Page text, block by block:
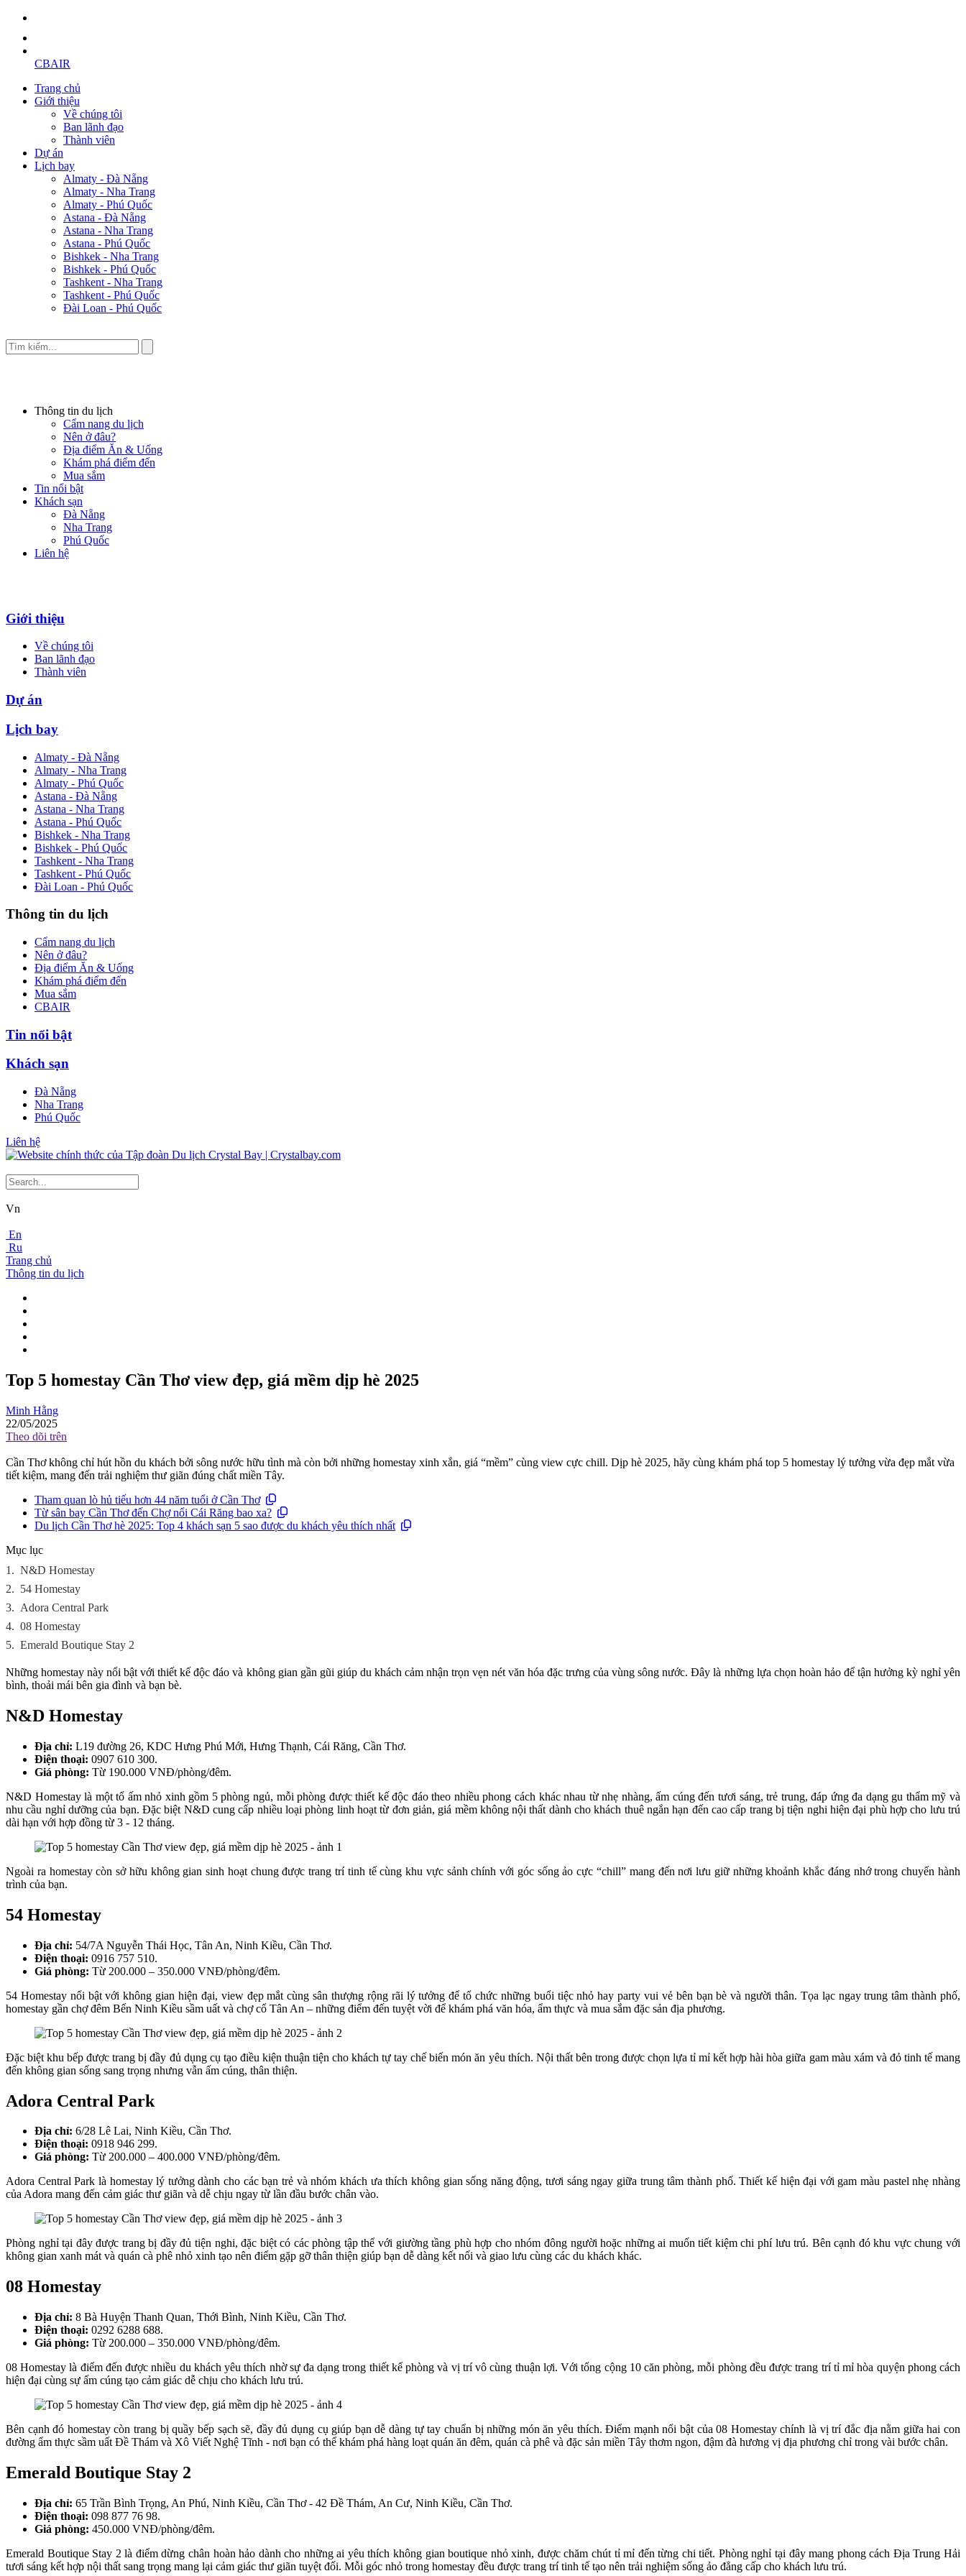
CBAIR
Trang chủ
Giới thiệu
Về chúng tôi
Ban lãnh đạo
Thành viên
Dự án
Lịch bay
Almaty - Đà Nẵng
Almaty - Nha Trang
Almaty - Phú Quốc
Astana - Đà Nẵng
Astana - Nha Trang
Astana - Phú Quốc
Bishkek - Nha Trang
Bishkek - Phú Quốc
Tashkent - Nha Trang
Tashkent - Phú Quốc
Đài Loan - Phú Quốc
Thông tin du lịch
Cẩm nang du lịch
Nên ở đâu?
Địa điểm Ăn & Uống
Khám phá điểm đến
Mua sắm
Tin nổi bật
Khách sạn
Đà Nẵng
Nha Trang
Phú Quốc
Liên hệ
Giới thiệu
Về chúng tôi
Ban lãnh đạo
Thành viên
Dự án
Lịch bay
Almaty - Đà Nẵng
Almaty - Nha Trang
Almaty - Phú Quốc
Astana - Đà Nẵng
Astana - Nha Trang
Astana - Phú Quốc
Bishkek - Nha Trang
Bishkek - Phú Quốc
Tashkent - Nha Trang
Tashkent - Phú Quốc
Đài Loan - Phú Quốc
Thông tin du lịch
Cẩm nang du lịch
Nên ở đâu?
Địa điểm Ăn & Uống
Khám phá điểm đến
Mua sắm
CBAIR
Tin nổi bật
Khách sạn
Đà Nẵng
Nha Trang
Phú Quốc
Liên hệ
Vn
En
Ru
Trang chủ
Thông tin du lịch
Top 5 homestay Cần Thơ view đẹp, giá mềm dịp hè 2025
Minh Hằng
22/05/2025
Theo dõi trên
Cần Thơ không chỉ hút hồn du khách bởi sông nước hữu tình mà còn bởi những homestay xinh xắn, giá “mềm” cùng view cực chill. Dịp hè 2025, hãy cùng khám phá top 5 homestay lý tưởng vừa đẹp mắt vừa
tiết kiệm, mang đến trải nghiệm thư giãn đúng chất miền Tây.
Tham quan lò hủ tiếu hơn 44 năm tuổi ở Cần Thơ
Từ sân bay Cần Thơ đến Chợ nổi Cái Răng bao xa?
Du lịch Cần Thơ hè 2025: Top 4 khách sạn 5 sao được du khách yêu thích nhất
Mục lục
1. N&D Homestay
2. 54 Homestay
3. Adora Central Park
4. 08 Homestay
5. Emerald Boutique Stay 2
Những homestay này nổi bật với thiết kế độc đáo và không gian gần gũi giúp du khách cảm nhận trọn vẹn nét văn hóa đặc trưng của vùng sông nước. Đây là những lựa chọn hoàn hảo để tận hưởng kỳ nghỉ yên
bình, thoải mái bên gia đình và bạn bè.
N&D Homestay
Địa chỉ: L19 đường 26, KDC Hưng Phú Mới, Hưng Thạnh, Cái Răng, Cần Thơ.
Điện thoại: 0907 610 300.
Giá phòng: Từ 190.000 VNĐ/phòng/đêm.
N&D Homestay là một tổ ấm nhỏ xinh gồm 5 phòng ngủ, mỗi phòng được thiết kế độc đáo theo nhiều phong cách khác nhau từ nhẹ nhàng, ấm cúng đến tươi sáng, trẻ trung, đáp ứng đa dạng gu thẩm mỹ và
nhu cầu nghỉ dưỡng của bạn. Đặc biệt N&D cung cấp nhiều loại phòng linh hoạt từ đơn giản, giá mềm không nội thất dành cho khách thuê ngắn hạn đến cao cấp trang bị tiện nghi hiện đại phù hợp cho lưu trú
dài hạn với hợp đồng từ 3 - 12 tháng.
Ngoài ra homestay còn sở hữu không gian sinh hoạt chung được trang trí tinh tế cùng khu vực sảnh chính với góc sống ảo cực “chill” mang đến nơi lưu giữ những khoảnh khắc đáng nhớ trong chuyến hành
trình của bạn.
54 Homestay
Địa chỉ: 54/7A Nguyễn Thái Học, Tân An, Ninh Kiều, Cần Thơ.
Điện thoại: 0916 757 510.
Giá phòng: Từ 200.000 – 350.000 VNĐ/phòng/đêm.
54 Homestay nổi bật với không gian hiện đại, view đẹp mắt cùng sân thượng rộng rãi lý tưởng để tổ chức những buổi tiệc nhỏ hay party vui vẻ bên bạn bè và người thân. Tọa lạc ngay trung tâm thành phố,
homestay gần chợ đêm Bến Ninh Kiều sầm uất và chợ cổ Tân An – những điểm đến tuyệt vời để khám phá văn hóa, ẩm thực và mua sắm đặc sản địa phương.
Đặc biệt khu bếp được trang bị đầy đủ dụng cụ tạo điều kiện thuận tiện cho khách tự tay chế biến món ăn yêu thích. Nội thất bên trong được chọn lựa tỉ mỉ kết hợp hài hòa giữa gam màu xám và đỏ tinh tế mang
đến không gian sống sang trọng nhưng vẫn ấm cúng, thân thiện.
Adora Central Park
Địa chỉ: 6/28 Lê Lai, Ninh Kiều, Cần Thơ.
Điện thoại: 0918 946 299.
Giá phòng: Từ 200.000 – 400.000 VNĐ/phòng/đêm.
Adora Central Park là homestay lý tưởng dành cho các bạn trẻ và nhóm khách ưa thích không gian sống năng động, tươi sáng ngay giữa trung tâm thành phố. Thiết kế hiện đại với gam màu pastel nhẹ nhàng
của Adora mang đến cảm giác thư giãn và dễ chịu ngay từ lần đầu bước chân vào.
Phòng nghỉ tại đây được trang bị đầy đủ tiện nghi, đặc biệt có các phòng tập thể với giường tầng phù hợp cho nhóm đông người hoặc những ai muốn tiết kiệm chi phí lưu trú. Bên cạnh đó khu vực chung với
không gian xanh mát và quán cà phê nhỏ xinh tạo nên điểm gặp gỡ thân thiện giúp bạn dễ dàng kết nối và giao lưu cùng các du khách khác.
08 Homestay
Địa chỉ: 8 Bà Huyện Thanh Quan, Thới Bình, Ninh Kiều, Cần Thơ.
Điện thoại: 0292 6288 688.
Giá phòng: Từ 200.000 – 350.000 VNĐ/phòng/đêm.
08 Homestay là điểm đến được nhiều du khách yêu thích nhờ sự đa dạng trong thiết kế phòng và vị trí vô cùng thuận lợi. Với tổng cộng 10 căn phòng, mỗi phòng đều được trang trí tỉ mỉ hòa quyện phong cách
hiện đại cùng sự ấm cúng tạo cảm giác dễ chịu cho khách lưu trú.
Bên cạnh đó homestay còn trang bị quầy bếp sạch sẽ, đầy đủ dụng cụ giúp bạn dễ dàng tự tay chuẩn bị những món ăn yêu thích. Điểm mạnh nổi bật của 08 Homestay chính là vị trí đắc địa nằm giữa hai con
đường ẩm thực sầm uất Đề Thám và Xô Viết Nghệ Tĩnh - nơi bạn có thể khám phá hàng loạt quán ăn đêm, quán cà phê và đặc sản miền Tây thơm ngon, đậm đà hương vị địa phương chỉ trong vài bước chân.
Emerald Boutique Stay 2
Địa chỉ: 65 Trần Bình Trọng, An Phú, Ninh Kiều, Cần Thơ - 42 Đề Thám, An Cư, Ninh Kiều, Cần Thơ.
Điện thoại: 098 877 76 98.
Giá phòng: 450.000 VNĐ/phòng/đêm.
Emerald Boutique Stay 2 là điểm dừng chân hoàn hảo dành cho những ai yêu thích không gian boutique nhỏ xinh, được chăm chút tỉ mỉ đến từng chi tiết. Phòng nghỉ tại đây mang phong cách Địa Trung Hải
tươi sáng kết hợp nội thất sang trọng mang lại cảm giác thư giãn tuyệt đối. Mỗi góc nhỏ trong homestay đều được trang trí tinh tế tạo nên trải nghiệm sống ảo đẳng cấp cho khách lưu trú.